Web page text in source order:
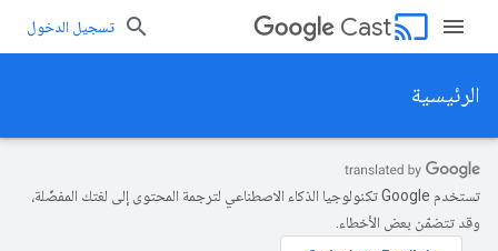
cast
Cast تسجيل الدخول
الرئيسية
تستخدم Google تكنولوجيا الذكاء الاصطناعي لترجمة المحتوى إلى لغتك المفضّلة،
وقد تتضمّن بعض الأخطاء.